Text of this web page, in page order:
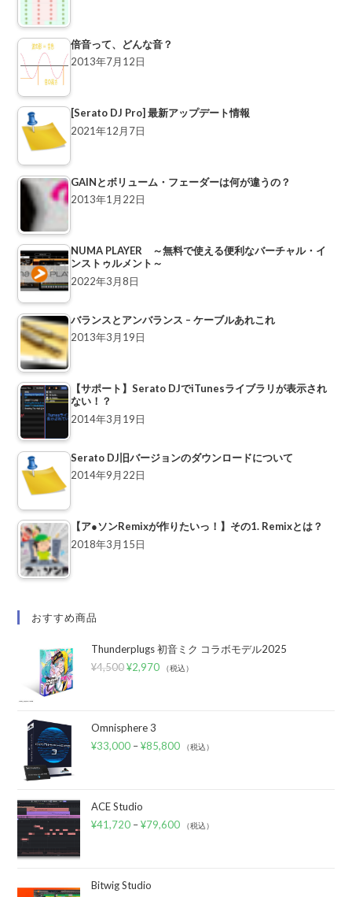
倍音って、どんな音？
2013年7月12日
[Serato DJ Pro] 最新アップデート情報
2021年12月7日
GAINとボリューム・フェーダーは何が違うの？
2013年1月22日
NUMA PLAYER ～無料で使える便利なバーチャル・イ
ンストゥルメント～
2022年3月8日
バランスとアンバランス – ケーブルあれこれ
2013年3月19日
【サポート】Serato DJでiTunesライブラリが表示され
ない！？
2014年3月19日
Serato DJ旧バージョンのダウンロードについて
2014年9月22日
【ア●ソンRemixが作りたいっ！】その1. Remixとは？
2018年3月15日
おすすめ商品
Thunderplugs 初音ミク コラボモデル2025
¥4,500 ¥2,970 （税込）
Omnisphere 3
¥33,000 –¥85,800 （税込）
ACE Studio
¥41,720 –¥79,600 （税込）
Bitwig Studio